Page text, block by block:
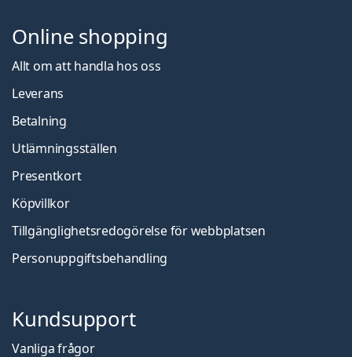
Online shopping
Allt om att handla hos oss
Leverans
Betalning
Utlämningsställen
Presentkort
Köpvillkor
Tillgänglighetsredogörelse för webbplatsen
Personuppgiftsbehandling
Kundsupport
Vanliga frågor